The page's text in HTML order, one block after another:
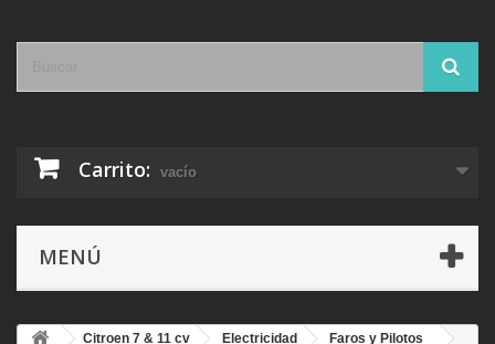
Carrito: vacío
MENÚ
Citroen 7 & 11 cv Electricidad
Faros y Pilotos